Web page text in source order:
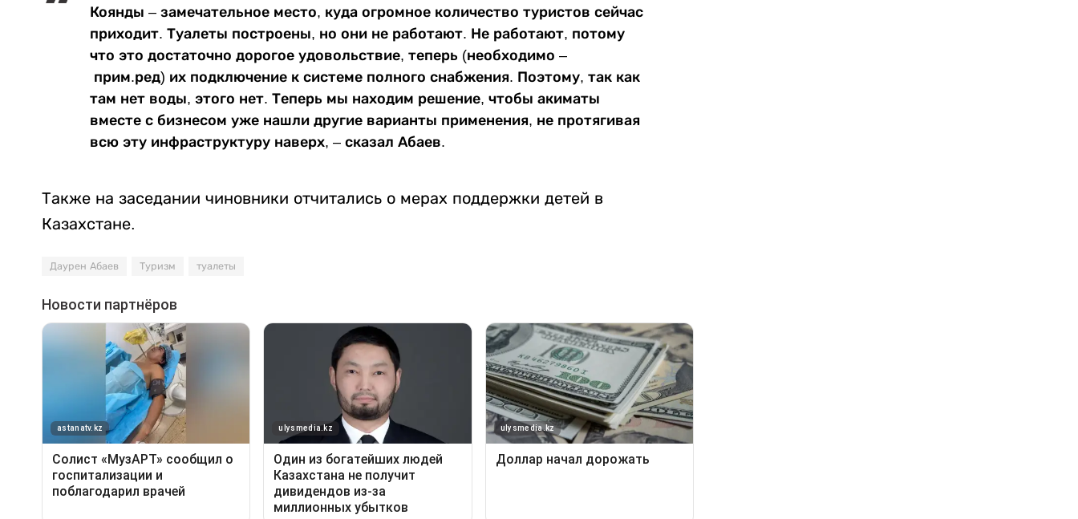
Коянды – замечательное место, куда огромное количество туристов сейчас
приходит. Туалеты построены, но они не работают. Не работают, потому
что это достаточно дорогое удовольствие, теперь (необходимо –
прим.ред) их подключение к системе полного снабжения. Поэтому, так как
там нет воды, этого нет. Теперь мы находим решение, чтобы акиматы
вместе с бизнесом уже нашли другие варианты применения, не протягивая
всю эту инфраструктуру наверх, – сказал Абаев.
Также на заседании чиновники отчитались о мерах поддержки детей в
Казахстане.
Даурен Абаев Туризм туалеты